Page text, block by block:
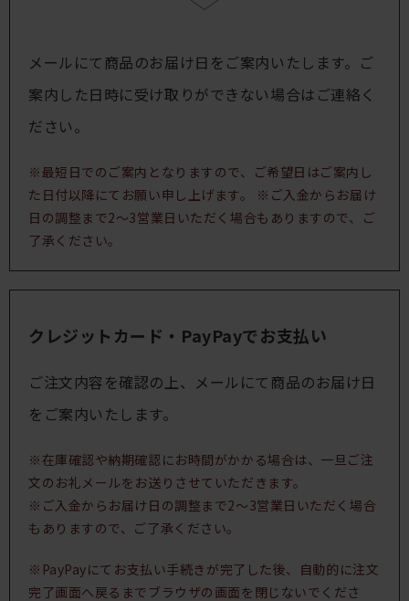
メールにて商品のお届け日をご案内いたします。ご
案内した日時に受け取りができない場合はご連絡く
ださい。
※最短日でのご案内となりますので、ご希望日はご案内し
た日付以降にてお願い申し上げます。 ※ご入金からお届け
日の調整まで2～3営業日いただく場合もありますので、ご
了承ください。
クレジットカード・PayPayでお支払い
ご注文内容を確認の上、メールにて商品のお届け日
をご案内いたします。
※在庫確認や納期確認にお時間がかかる場合は、一旦ご注
文のお礼メールをお送りさせていただきます。
※ご入金からお届け日の調整まで2～3営業日いただく場合
もありますので、ご了承ください。
※PayPayにてお支払い手続きが完了した後、自動的に注文
完了画面へ戻るまでブラウザの画面を閉じないでくださ